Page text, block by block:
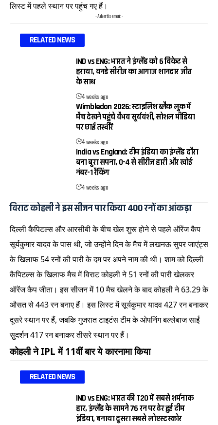
लिस्ट में पहले स्थान पर पहुंच गए हैं।
- Advertisement -
RELATED NEWS
IND vs ENG: भारत ने इंग्लैंड को 6 विकेट से
हराया, वनडे सीरीज का आगाज शानदार जीत
के साथ
4 weeks ago
Wimbledon 2026: स्टाइलिश ब्लैक लुक में
मैच देखने पहुंचे वैभव सूर्यवंशी, सोशल मीडिया
पर छाईं तस्वीरें
4 weeks ago
India vs England: टीम इंडिया का इंग्लैंड दौरा
बना बुरा सपना, 0-4 से सीरीज हारी और खोई
नंबर-1 रैंकिंग
4 weeks ago
विराट कोहली ने इस सीजन पार किया 400 रनों का आंकड़ा
दिल्ली कैपिटल्स और आरसीबी के बीच खेल शुरू होने से पहले ऑरेंज कैप
सूर्यकुमार यादव के पास थी, जो उन्होंने दिन के मैच में लखनऊ सुपर जाएंट्स
के खिलाफ 54 रनों की पारी के दम पर अपने नाम की थी। शाम को दिल्ली
कैपिटल्स के खिलाफ मैच में विराट कोहली ने 51 रनों की पारी खेलकर
ऑरेंज कैप जीता। इस सीजन में 10 मैच खेलने के बाद कोहली ने 63.29 के
औसत से 443 रन बनाए हैं। इस लिस्ट में सूर्यकुमार यादव 427 रन बनाकर
दूसरे स्थान पर हैं, जबकि गुजरात टाइटंस टीम के ओपनिंग बल्लेबाज साईं
सुदर्शन 417 रन बनाकर तीसरे स्थान पर हैं।
कोहली ने IPL में 11वीं बार ये कारनामा किया
RELATED NEWS
IND vs ENG: भारत की T20 में सबसे शर्मनाक
हार, इंग्लैंड के सामने 76 रन पर ढेर हुई टीम
इंडिया, बनाया दूसरा सबसे लोएस्ट स्कोर